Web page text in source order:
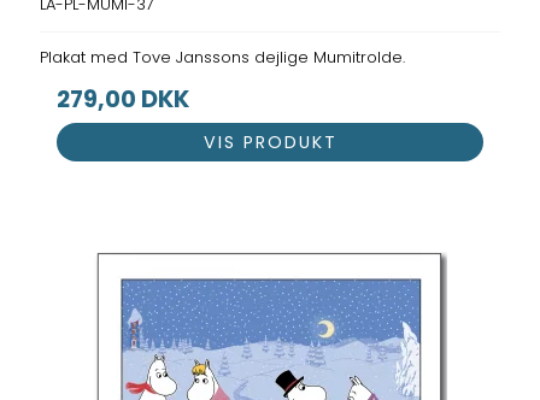
Plakat med Tove Janssons dejlige Mumitrolde.
279,00 DKK
VIS PRODUKT